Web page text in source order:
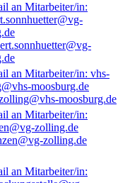
moosburg.de
zolling.de